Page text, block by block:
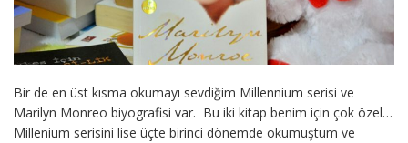
Bir de en üst kısma okumayı sevdiğim Millennium serisi ve
Marilyn Monreo biyografisi var. Bu iki kitap benim için çok özel…
Millenium serisini lise üçte birinci dönemde okumuştum ve